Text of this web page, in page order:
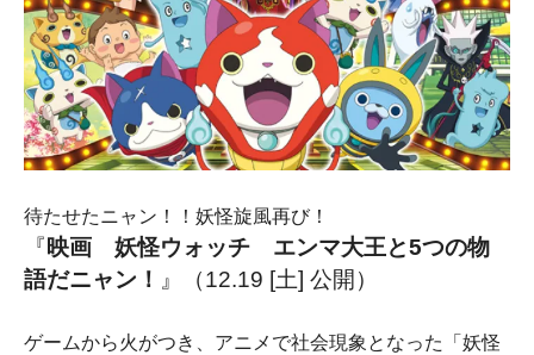
待たせたニャン！！妖怪旋風再び！
『映画 妖怪ウォッチ エンマ大王と5つの物
語だニャン！ 』 （12.19 [土] 公開）
ゲームから火がつき、アニメで社会現象となった「妖怪